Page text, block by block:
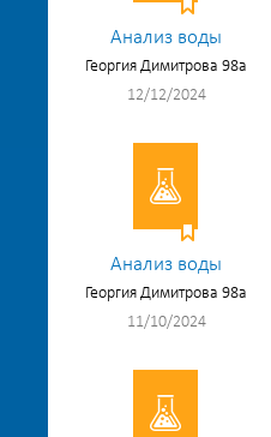
Анализ воды
Георгия Димитрова 98а
12/12/2024
Анализ воды
Георгия Димитрова 98а
11/10/2024